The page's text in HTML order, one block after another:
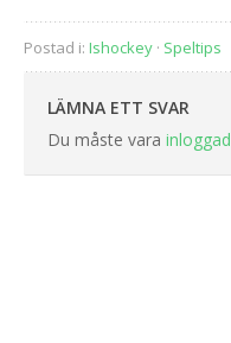
Postad i: Ishockey · Speltips
LÄMNA ETT SVAR
Du måste vara inloggad